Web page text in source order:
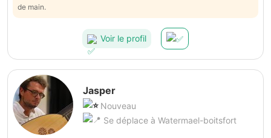
de main.
Voir le profil
Jasper
Nouveau
Se déplace à Watermael-boitsfort